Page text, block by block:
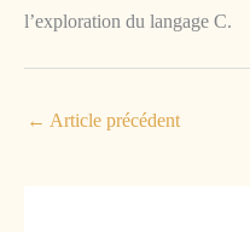
l’exploration du langage C.
← Article précédent